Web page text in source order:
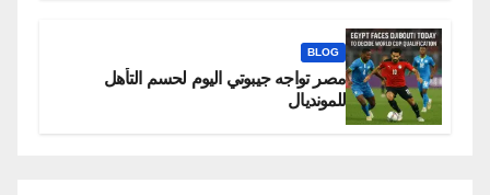
BLOG
مصر تواجه جيبوتي اليوم لحسم التأهل
للمونديال